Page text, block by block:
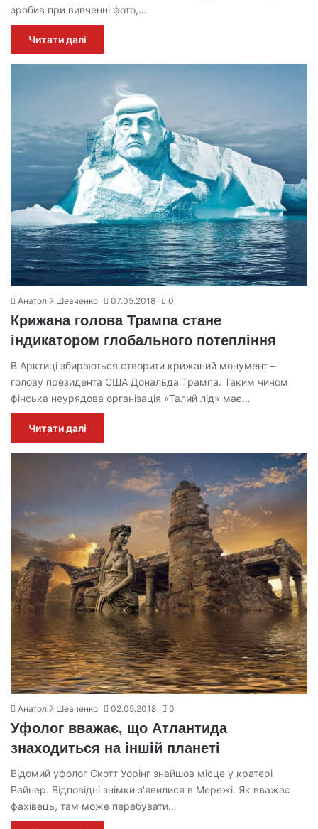
зробив при вивченні фото,…
Читати далі
Анатолій Шевченко 07.05.2018 0
Крижана голова Трампа стане
індикатором глобального потепління
В Арктиці збираються створити крижаний монумент –
голову президента США Дональда Трампа. Таким чином
фінська неурядова організація «Талий лід» має…
Читати далі
Анатолій Шевченко 02.05.2018 0
Уфолог вважає, що Атлантида
знаходиться на іншій планеті
Відомий уфолог Скотт Уорінг знайшов місце у кратері
Райнер. Відповідні знімки з’явилися в Мережі. Як вважає
фахівець, там може перебувати…